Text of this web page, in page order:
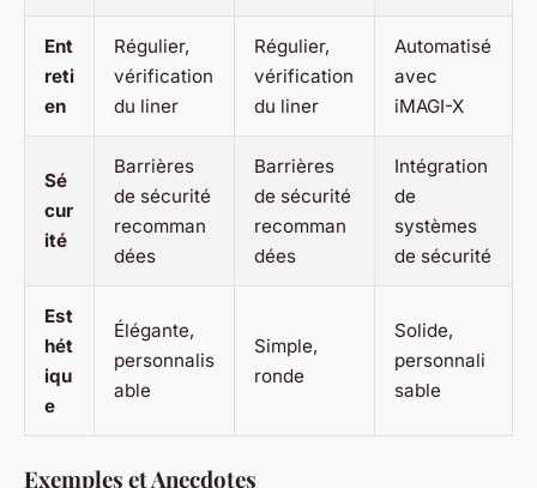
Ent
reti
en
Régulier,
vérification
du liner
Régulier,
vérification
du liner
Automatisé
avec
iMAGI-X
Sé
cur
ité
Barrières
de sécurité
recomman
dées
Barrières
de sécurité
recomman
dées
Intégration
de
systèmes
de sécurité
Est
hét
iqu
e
Élégante,
personnalis
able
Simple,
ronde
Solide,
personnali
sable
Exemples et Anecdotes